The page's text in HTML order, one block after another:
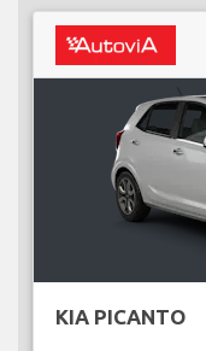
KIA PICANTO